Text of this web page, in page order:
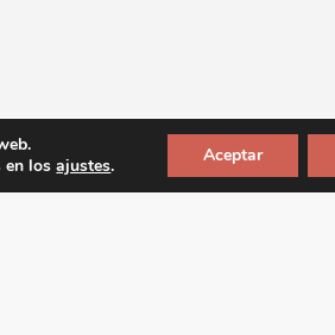
en losajustes. Aceptar